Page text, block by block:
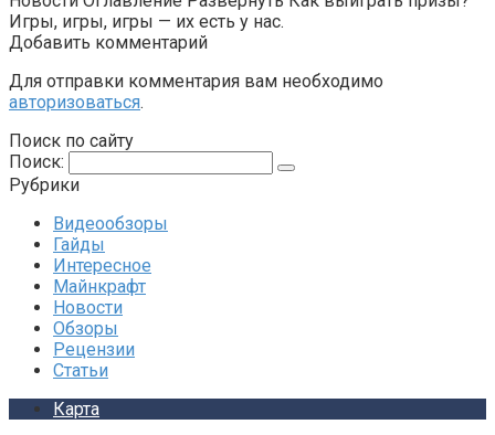
Игры, игры, игры — их есть у нас.
Добавить комментарий
Для отправки комментария вам необходимо
авторизоваться.
Поиск по сайту
Поиск:
Рубрики
Видеообзоры
Гайды
Интересное
Майнкрафт
Новости
Обзоры
Рецензии
Статьи
Карта